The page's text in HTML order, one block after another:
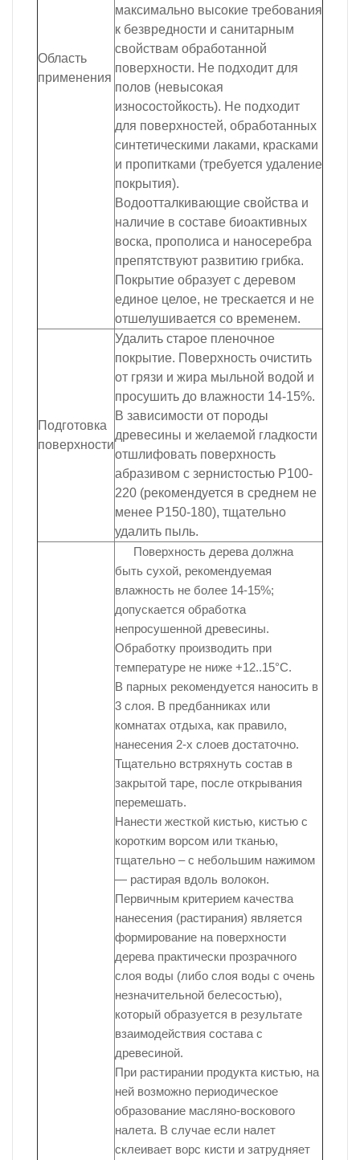
Область
применения
максимально высокие требования
к безвредности и санитарным
свойствам обработанной
поверхности. Не подходит для
полов (невысокая
износостойкость). Не подходит
для поверхностей, обработанных
синтетическими лаками, красками
и пропитками (требуется удаление
покрытия).
Водоотталкивающие свойства и
наличие в составе биоактивных
воска, прополиса и наносеребра
препятствуют развитию грибка.
Покрытие образует с деревом
единое целое, не трескается и не
отшелушивается со временем.
Подготовка
поверхности
Удалить старое пленочное
покрытие. Поверхность очистить
от грязи и жира мыльной водой и
просушить до влажности 14-15%.
В зависимости от породы
древесины и желаемой гладкости
отшлифовать поверхность
абразивом с зернистостью P100-
220 (рекомендуется в среднем не
менее P150-180), тщательно
удалить пыль.
Поверхность дерева должна
быть сухой, рекомендуемая
влажность не более 14-15%;
допускается обработка
непросушенной древесины.
Обработку производить при
температуре не ниже +12..15°С.
В парных рекомендуется наносить в
3 слоя. В предбанниках или
комнатах отдыха, как правило,
нанесения 2-х слоев достаточно.
Тщательно встряхнуть состав в
закрытой таре, после открывания
перемешать.
Нанести жесткой кистью, кистью с
коротким ворсом или тканью,
тщательно – с небольшим нажимом
— растирая вдоль волокон.
Первичным критерием качества
нанесения (растирания) является
формирование на поверхности
дерева практически прозрачного
слоя воды (либо слоя воды с очень
незначительной белесостью),
который образуется в результате
взаимодействия состава с
древесиной.
При растирании продукта кистью, на
ней возможно периодическое
образование масляно-воскового
налета. В случае если налет
склеивает ворс кисти и затрудняет